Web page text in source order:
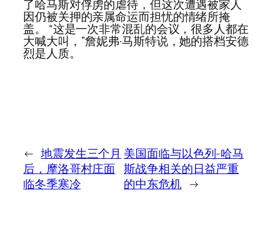
了哈马斯对俘虏的虐待，但这次遭遇被家人
因仍被关押的亲属命运而担忧的情绪所掩
盖。 “这是一次非常混乱的会议，很多人都在
大喊大叫，”詹妮弗·马斯特说，她的搭档安德
烈是人质。
← 地震发生三个月
后，摩洛哥村庄面
临冬季寒冷
美国面临与以色列-哈马
斯战争相关的日益严重
的中东危机 →